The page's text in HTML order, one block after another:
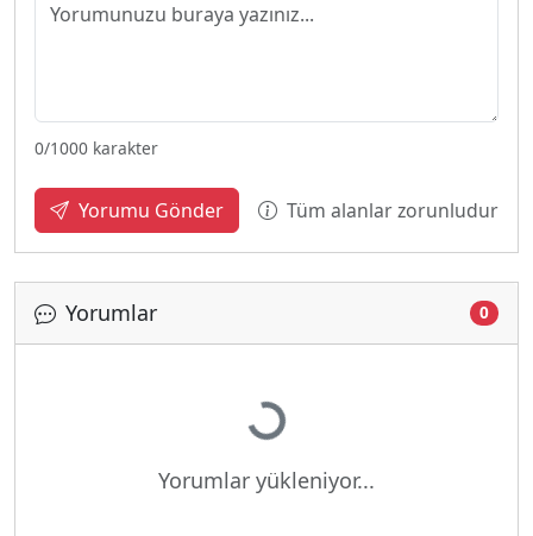
0/1000 karakter
Yorumu Gönder Tüm alanlar zorunludur
Yorumlar 0
Yükleniyor...
Yorumlar yükleniyor...